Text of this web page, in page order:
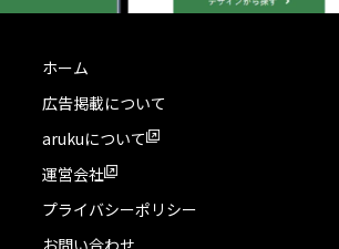
ホーム
広告掲載について
arukuについて
運営会社
プライバシーポリシー
お問い合わせ